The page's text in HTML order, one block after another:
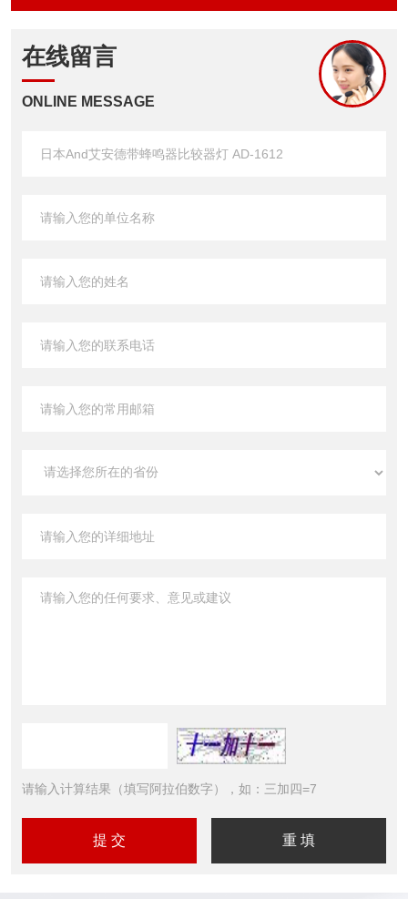
在线留言
ONLINE MESSAGE
请输入计算结果（填写阿拉伯数字），如：三加四=7